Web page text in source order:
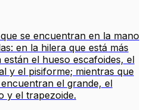
se encuentran en la mano
en la hilera que está más
el hueso escafoides, el
y el pisiforme; mientras que
el grande, el
y el trapezoide.